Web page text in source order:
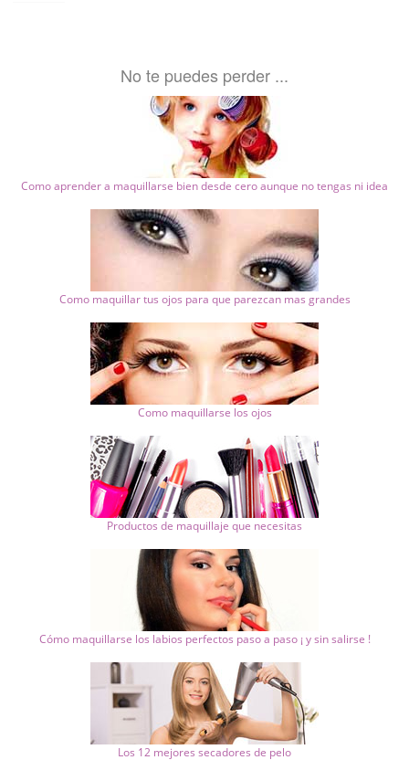
No te puedes perder ...
Como aprender a maquillarse bien desde cero aunque no tengas ni idea
Como maquillar tus ojos para que parezcan mas grandes
Como maquillarse los ojos
Productos de maquillaje que necesitas
Cómo maquillarse los labios perfectos paso a paso ¡ y sin salirse !
Los 12 mejores secadores de pelo